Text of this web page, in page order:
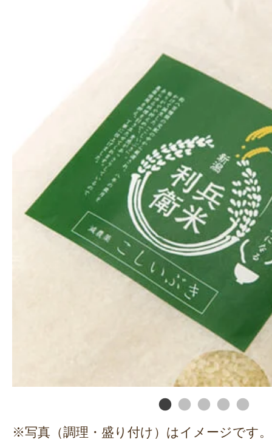
※写真（調理・盛り付け）はイメージです。